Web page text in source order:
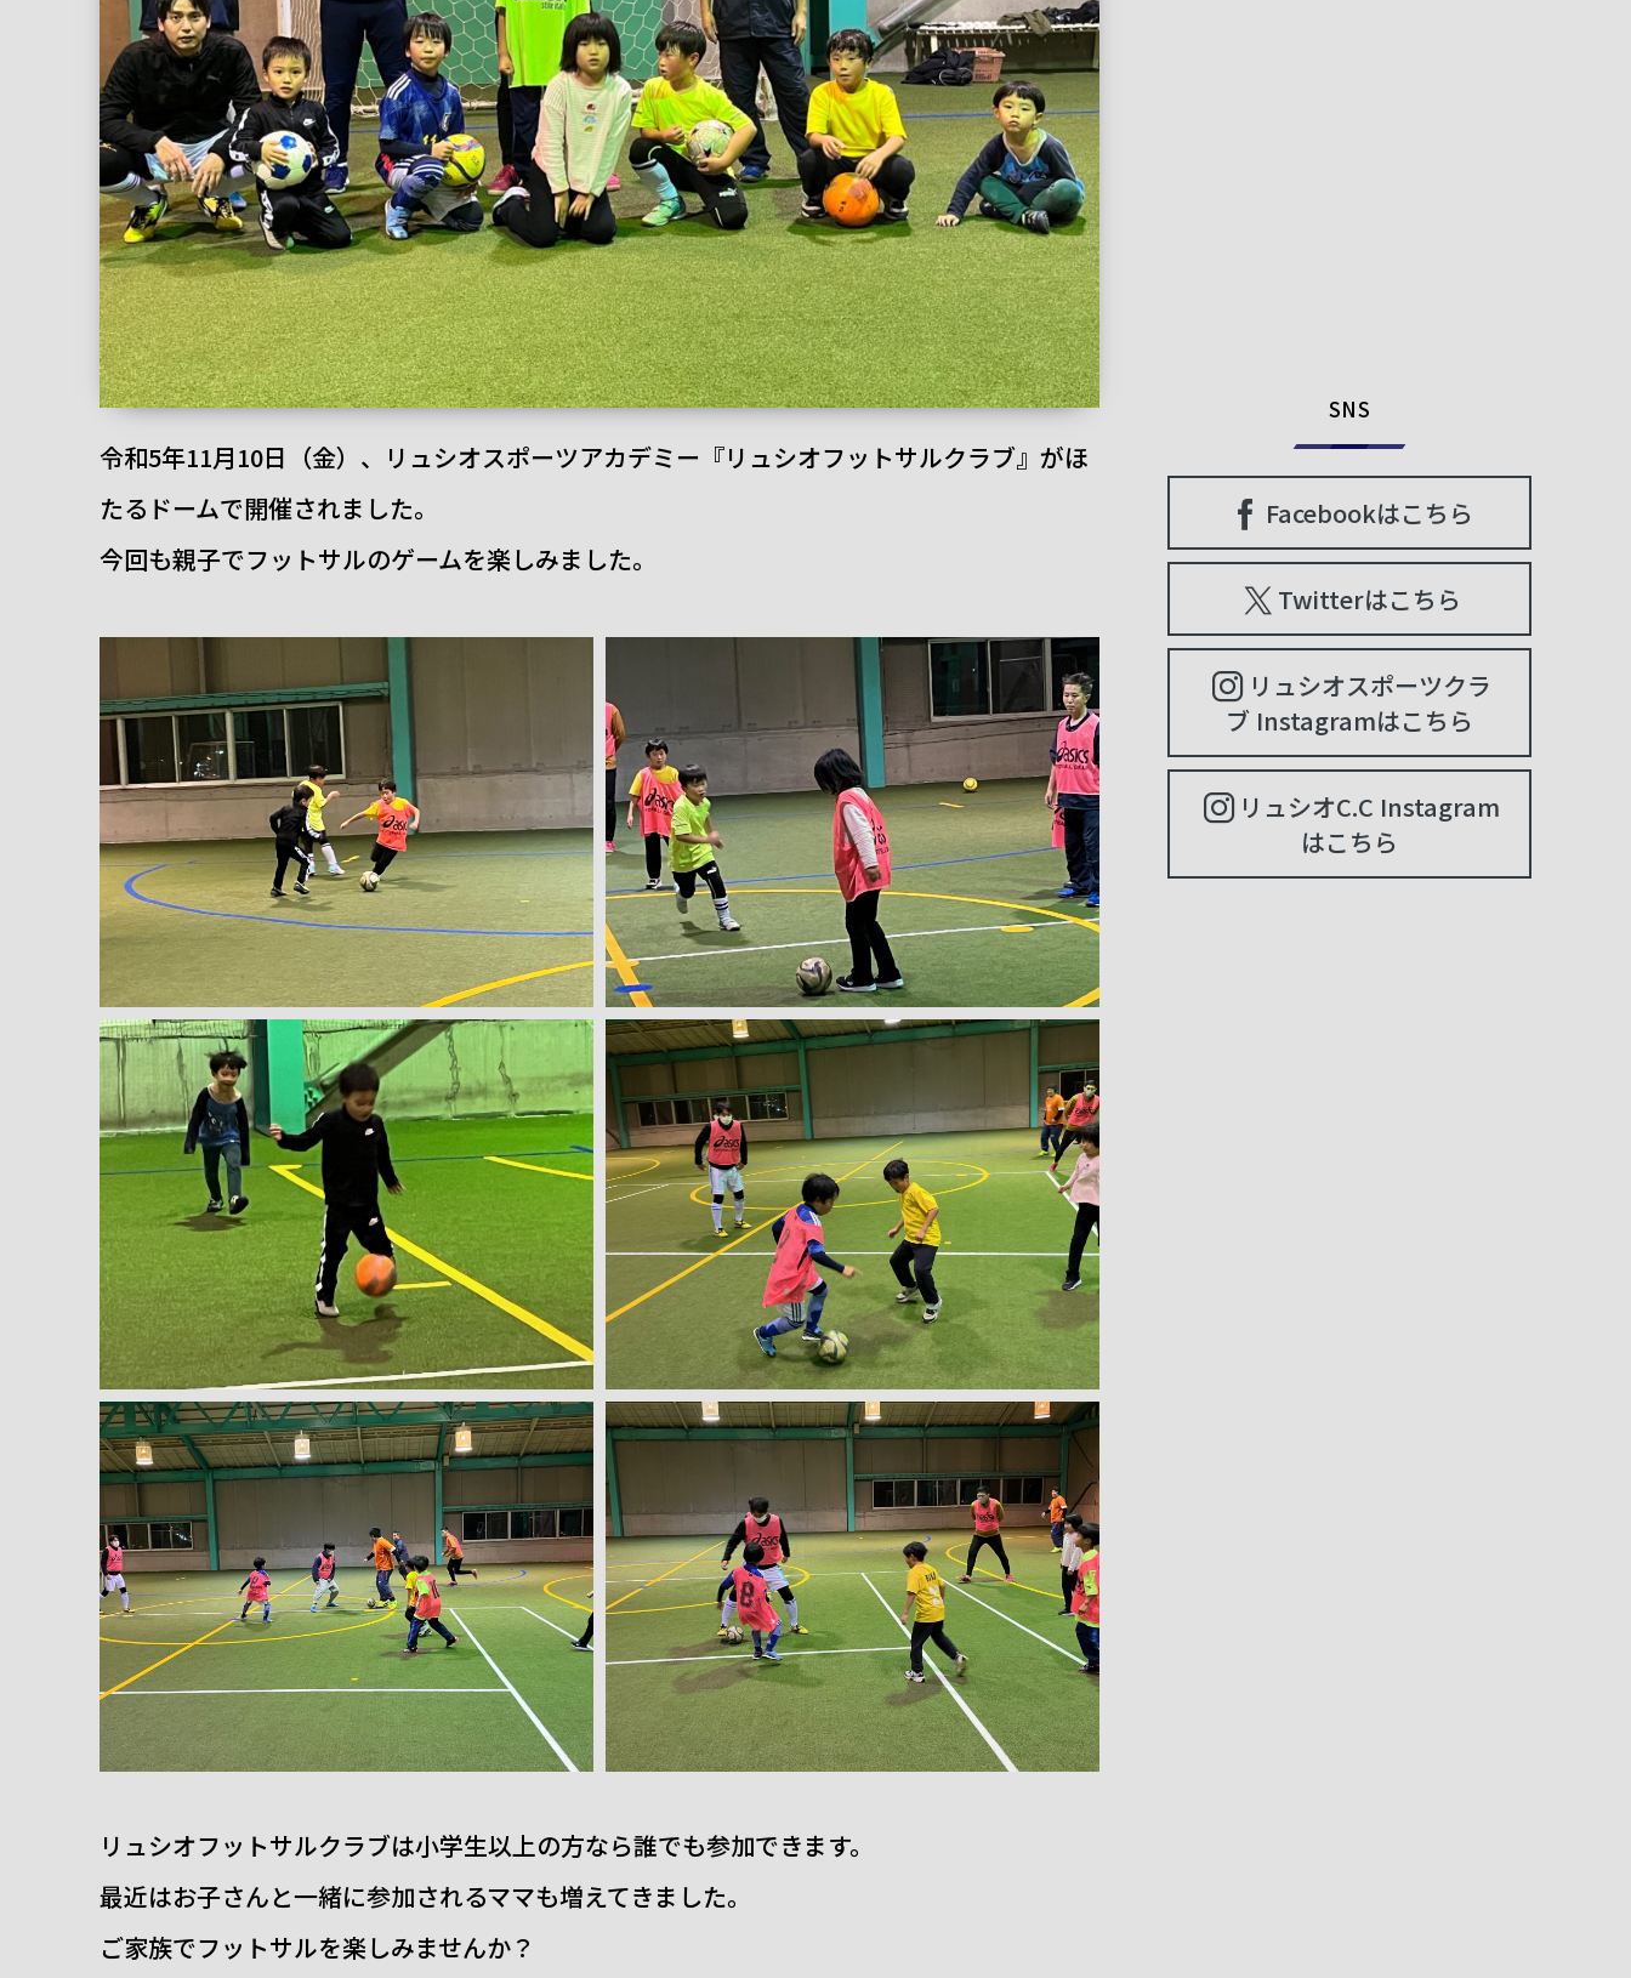
令和5年11月10日（金）、リュシオスポーツアカデミー『リュシオフットサルクラブ』がほ
たるドームで開催されました。
今回も親子でフットサルのゲームを楽しみました。
リュシオフットサルクラブは小学生以上の方なら誰でも参加できます。
最近はお子さんと一緒に参加されるママも増えてきました。
ご家族でフットサルを楽しみませんか？
SNS
Facebookはこちら
Twitterはこちら
リュシオスポーツクラ
ブ Instagramはこちら
リュシオC.C Instagram
はこちら